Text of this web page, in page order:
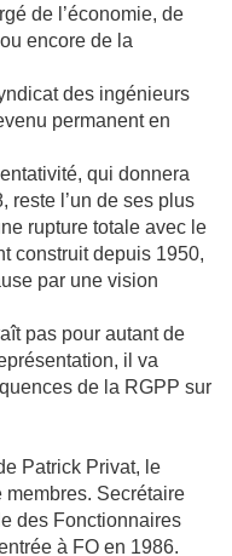
de l’économie, de
encore de la
des ingénieurs
permanent en
qui donnera
reste l’un de ses plus
rupture totale avec le
construit depuis 1950,
par une vision
pas pour autant de
il va
de la RGPP sur
Patrick Privat, le
membres. Secrétaire
des Fonctionnaires
à FO en 1986.